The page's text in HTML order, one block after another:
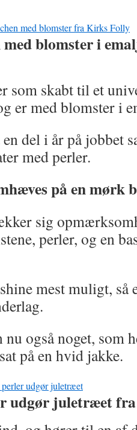
blomster i
som skabt til et
er med blomster i
del i år på jobbet
med perler.
på en mørk
sig
perler, og en
mest muligt, så
også noget, som
på en hvid jakke.
udgør juletræet